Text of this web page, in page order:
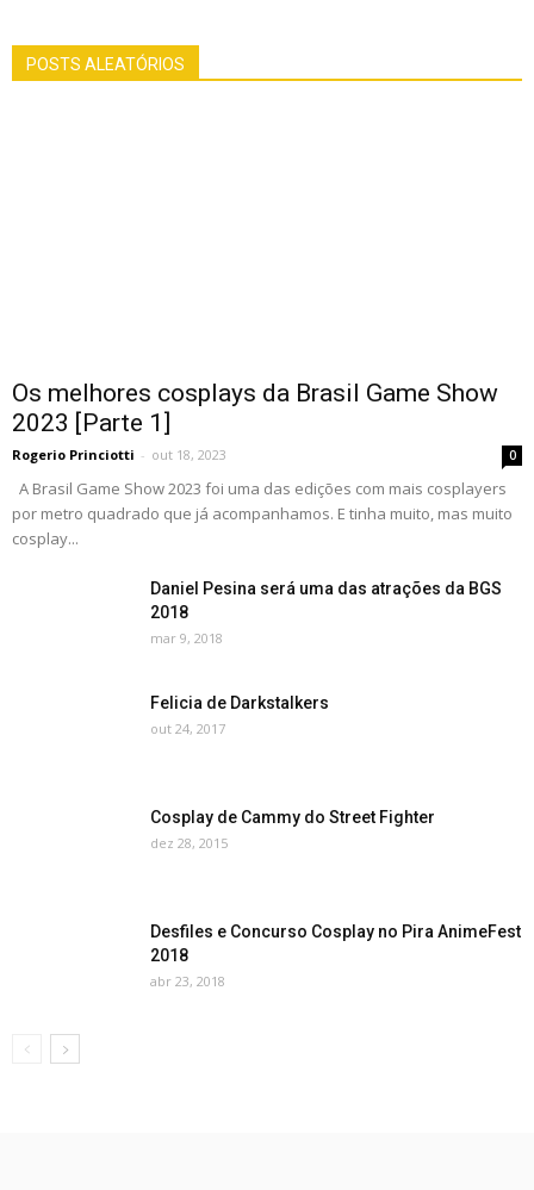
POSTS ALEATÓRIOS
Os melhores cosplays da Brasil Game Show
2023 [Parte 1]
Rogerio Princiotti - out 18, 2023 0
A Brasil Game Show 2023 foi uma das edições com mais cosplayers
por metro quadrado que já acompanhamos. E tinha muito, mas muito
cosplay...
Daniel Pesina será uma das atrações da BGS
2018
mar 9, 2018
Felicia de Darkstalkers
out 24, 2017
Cosplay de Cammy do Street Fighter
dez 28, 2015
Desfiles e Concurso Cosplay no Pira AnimeFest
2018
abr 23, 2018